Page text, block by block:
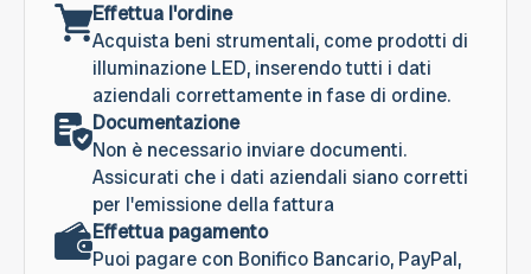
Effettua l'ordine
Acquista beni strumentali, come prodotti di
illuminazione LED, inserendo tutti i dati
aziendali correttamente in fase di ordine.
Documentazione
Non è necessario inviare documenti.
Assicurati che i dati aziendali siano corretti
per l'emissione della fattura
Effettua pagamento
Puoi pagare con Bonifico Bancario, PayPal,